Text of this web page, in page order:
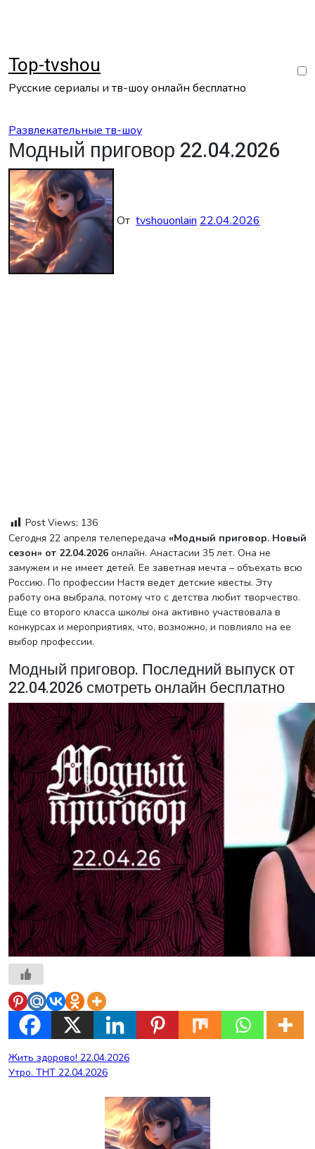
Top-tvshou
Русские сериалы и тв-шоу онлайн бесплатно
Развлекательные тв-шоу
Модный приговор 22.04.2026
От tvshouonlain 22.04.2026
Post Views: 136
Сегодня 22 апреля телепередача «Модный приговор. Новый
сезон» от 22.04.2026 онлайн. Анастасии 35 лет. Она не
замужем и не имеет детей. Ее заветная мечта – объехать всю
Россию. По профессии Настя ведет детские квесты. Эту
работу она выбрала, потому что с детства любит творчество.
Еще со второго класса школы она активно участвовала в
конкурсах и мероприятиях, что, возможно, и повлияло на ее
выбор профессии.
Модный приговор. Последний выпуск от
22.04.2026 смотреть онлайн бесплатно
Навигация
по
Жить здорово! 22.04.2026
Утро. ТНТ 22.04.2026